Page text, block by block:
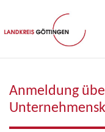
Zum Hauptinhalt springen
Anmeldung